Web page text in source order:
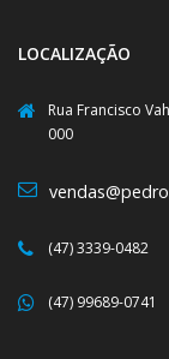
LOCALIZAÇÃO
Rua Francisco
000
(47) 3339-0482
(47) 99689-0741